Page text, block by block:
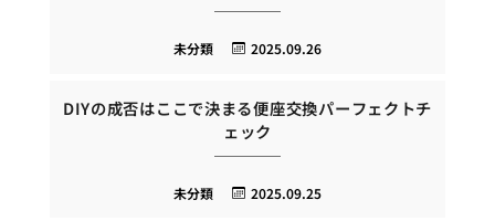
2025.09.26
未分類
DIYの成否はここで決まる便座交換パーフェクトチ
ェック
2025.09.25
未分類